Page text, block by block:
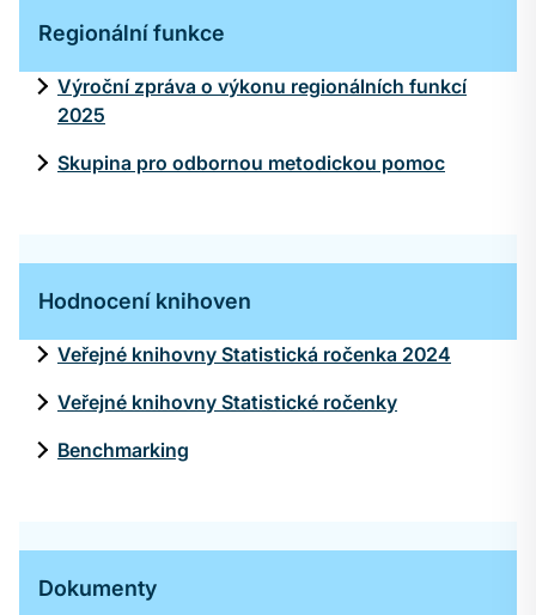
Regionální funkce
Výroční zpráva o výkonu regionálních funkcí
2025
Skupina pro odbornou metodickou pomoc
Hodnocení knihoven
Veřejné knihovny Statistická ročenka 2024
Veřejné knihovny Statistické ročenky
Benchmarking
Dokumenty